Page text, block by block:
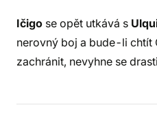
Ičigo se opět utkává s
nerovný boj a bude-li chtít
zachránit, nevyhne se